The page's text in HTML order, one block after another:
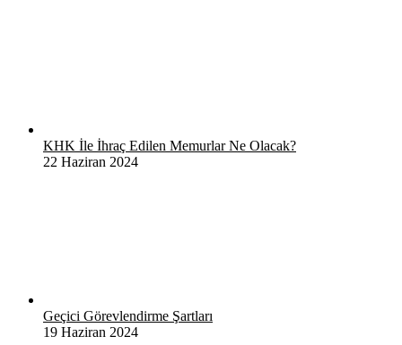
KHK İle İhraç Edilen Memurlar Ne Olacak?
22 Haziran 2024
Geçici Görevlendirme Şartları
19 Haziran 2024